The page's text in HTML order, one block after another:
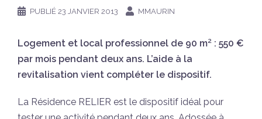
PUBLIÉ 23 JANVIER 2013 MMAURIN
Logement et local professionnel de 90 m² : 550 €
par mois pendant deux ans. L’aide à la
revitalisation vient compléter le dispositif.
La Résidence RELIER est le dispositif idéal pour